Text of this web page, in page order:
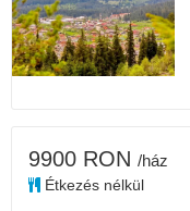
9900 RON /ház
Étkezés nélkül